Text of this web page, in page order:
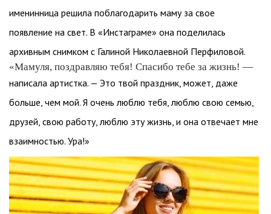
именинница решила поблагодарить маму за свое
появление на свет. В «Инстаграме» она поделилась
архивным снимком с Галиной Николаевной Перфиловой.
«Мамуля, поздравляю тебя! Спасибо тебе за жизнь! —
написала артистка. — Это твой праздник, может, даже
больше, чем мой. Я очень люблю тебя, люблю свою семью,
друзей, свою работу, люблю эту жизнь, и она отвечает мне
взаимностью. Ура!»